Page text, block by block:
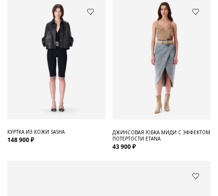
КУРТКА ИЗ КОЖИ SASHA
148 900 ₽
ДЖИНСОВАЯ ЮБКА МИДИ С ЭФФЕКТОМ
ПОТЕРТОСТИ ETANA
43 900 ₽